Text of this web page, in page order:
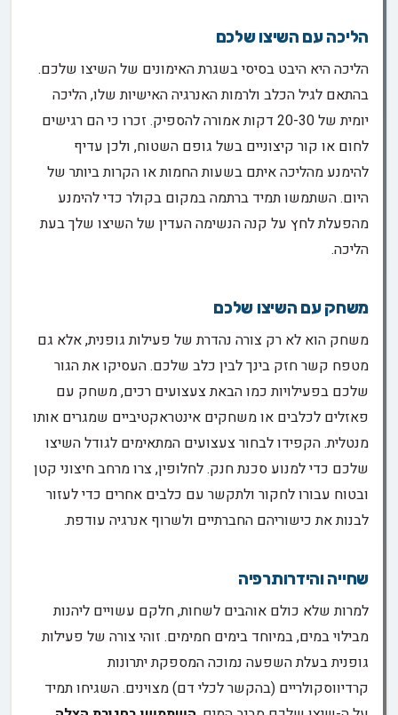
הליכה עם השיצו שלכם
הליכה היא היבט בסיסי בשגרת האימונים של השיצו שלכם.
בהתאם לגיל הכלב ולרמות האנרגיה האישיות שלו, הליכה
יומית של 20-30 דקות אמורה להספיק. זכרו כי הם רגישים
לחום או קור קיצוניים בשל גופם השטוח, ולכן עדיף
להימנע מהליכה איתם בשעות החמות או הקרות ביותר של
היום. השתמשו תמיד ברתמה במקום בקולר כדי להימנע
מהפעלת לחץ על קנה הנשימה העדין של השיצו שלך בעת
הליכה.
משחק עם השיצו שלכם
משחק הוא לא רק צורה נהדרת של פעילות גופנית, אלא גם
מטפח קשר חזק בינך לבין כלב שלכם. העסיקו את הגור
שלכם בפעילויות כמו הבאת צעצועים רכים, משחק עם
פאזלים לכלבים או משחקים אינטראקטיביים שמגרים אותו
מנטלית. הקפידו לבחור צעצועים המתאימים לגודל השיצו
שלכם כדי למנוע סכנת חנק. לחלופין, צרו מרחב חיצוני קטן
ובטוח עבורו לחקור ולתקשר עם כלבים אחרים כדי לעזור
לבנות את כישוריהם החברתיים ולשרוף אנרגיה עודפת.
שחייה והידרותרפיה
למרות שלא כולם אוהבים לשחות, חלקם עשויים ליהנות
מבילוי במים, במיוחד בימים חמימים. זוהי צורה של פעילות
גופנית בעלת השפעה נמוכה המספקת יתרונות
קרדיווסקולריים (בהקשר לכלי דם) מצוינים. השגיחו תמיד